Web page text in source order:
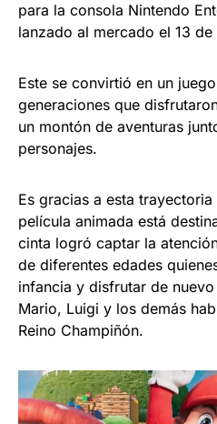
para la consola Nintendo
lanzado al mercado el 13
Este se convirtió en un
generaciones que
un montón de aventuras
personajes.
Es gracias a esta
película animada está
cinta logró captar la
de diferentes edades
infancia y disfrutar de
Mario, Luigi y los demás
Reino Champiñón.